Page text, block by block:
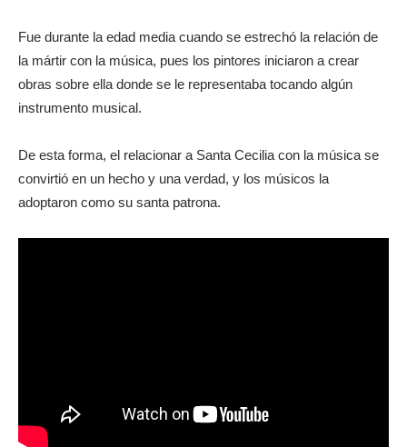
Fue durante la edad media cuando se estrechó la relación de
la mártir con la música, pues los pintores iniciaron a crear
obras sobre ella donde se le representaba tocando algún
instrumento musical.
De esta forma, el relacionar a Santa Cecilia con la música se
convirtió en un hecho y una verdad, y los músicos la
adoptaron como su santa patrona.